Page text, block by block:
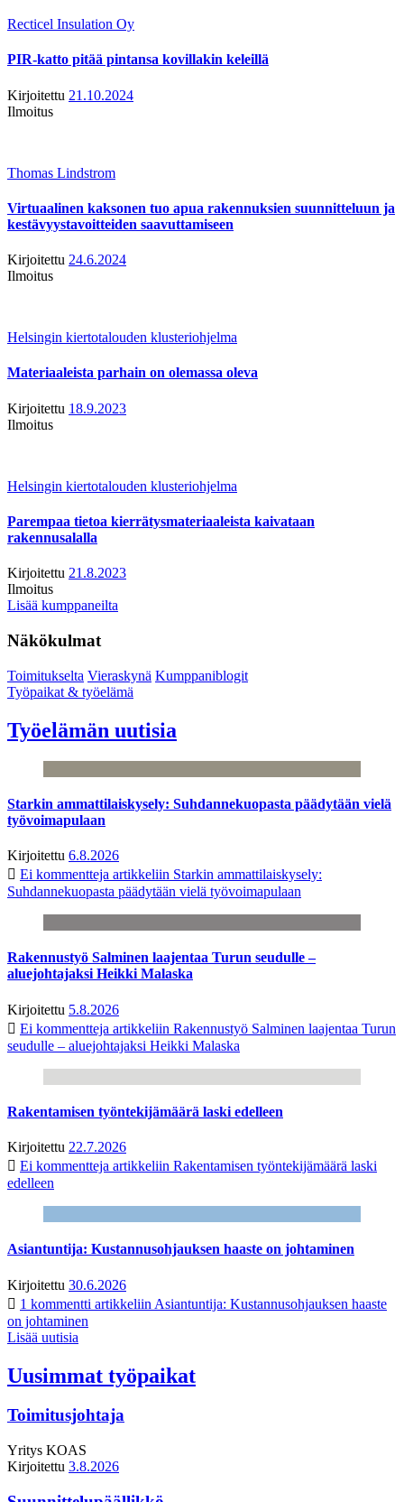
Recticel Insulation Oy
PIR-katto pitää pintansa kovillakin keleillä
Kirjoitettu 21.10.2024
Ilmoitus
Thomas Lindstrom
Virtuaalinen kaksonen tuo apua rakennuksien suunnitteluun ja
kestävyystavoitteiden saavuttamiseen
Kirjoitettu 24.6.2024
Ilmoitus
Helsingin kiertotalouden klusteriohjelma
Materiaaleista parhain on olemassa oleva
Kirjoitettu 18.9.2023
Ilmoitus
Helsingin kiertotalouden klusteriohjelma
Parempaa tietoa kierrätysmateriaaleista kaivataan
rakennusalalla
Kirjoitettu 21.8.2023
Ilmoitus
Lisää kumppaneilta
Näkökulmat
Toimitukselta Vieraskynä Kumppaniblogit
Työpaikat & työelämä
Työelämän uutisia
Starkin ammattilaiskysely: Suhdannekuopasta päädytään vielä
työvoimapulaan
Kirjoitettu 6.8.2026
Ei kommentteja artikkeliin Starkin ammattilaiskysely:
Suhdannekuopasta päädytään vielä työvoimapulaan
Rakennustyö Salminen laajentaa Turun seudulle –
aluejohtajaksi Heikki Malaska
Kirjoitettu 5.8.2026
Ei kommentteja artikkeliin Rakennustyö Salminen laajentaa Turun
seudulle – aluejohtajaksi Heikki Malaska
Rakentamisen työntekijämäärä laski edelleen
Kirjoitettu 22.7.2026
Ei kommentteja artikkeliin Rakentamisen työntekijämäärä laski
edelleen
Asiantuntija: Kustannusohjauksen haaste on johtaminen
Kirjoitettu 30.6.2026
1 kommentti artikkeliin Asiantuntija: Kustannusohjauksen haaste
on johtaminen
Lisää uutisia
Uusimmat työpaikat
Toimitusjohtaja
Yritys KOAS
Kirjoitettu 3.8.2026